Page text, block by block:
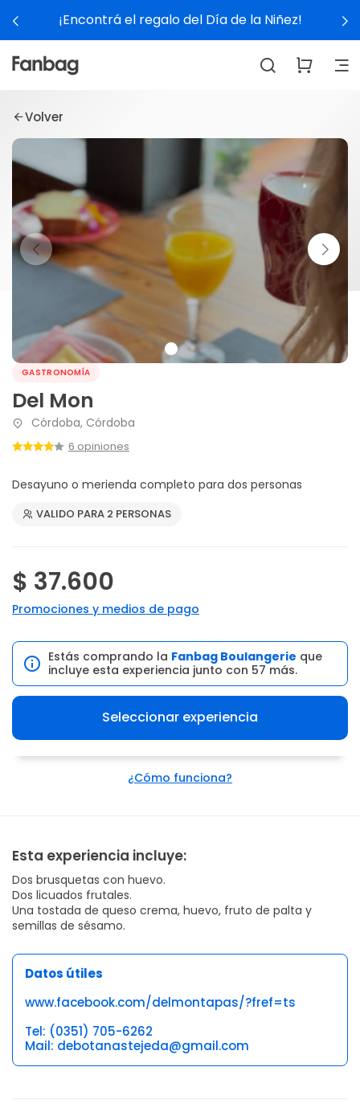
¡Encontrá el regalo del Día de la Niñez!
Volver
GASTRONOMÍA
Del Mon
Córdoba, Córdoba
6 opiniones
Desayuno o merienda completo para dos personas
VALIDO PARA 2 PERSONAS
$ 37.600
Promociones y medios de pago
Estás comprando la Fanbag Boulangerie que
incluye esta experiencia junto con 57 más.
Seleccionar experiencia
¿Cómo funciona?
Esta experiencia incluye:
Dos brusquetas con huevo.
Dos licuados frutales.
Una tostada de queso crema, huevo, fruto de palta y
semillas de sésamo.
Datos útiles
www.facebook.com/delmontapas/?fref=ts
Tel: (0351) 705-6262
Mail: debotanastejeda@gmail.com